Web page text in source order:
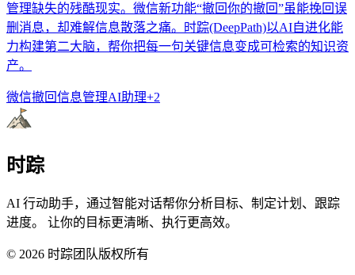
管理缺失的残酷现实。微信新功能“撤回你的撤回”虽能挽回误
删消息，却难解信息散落之痛。时踪(DeepPath)以AI自进化能
力构建第二大脑，帮你把每一句关键信息变成可检索的知识资
产。
微信撤回信息管理AI助理+2
时踪
AI 行动助手，通过智能对话帮你分析目标、制定计划、跟踪
进度。 让你的目标更清晰、执行更高效。
© 2026 时踪团队版权所有